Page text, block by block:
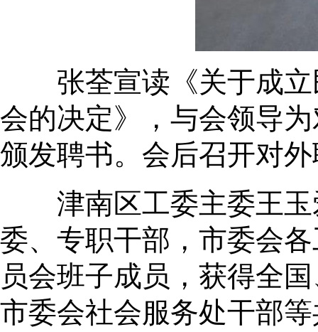
张荃宣读《关于成立
会的决定》，与会领导
颁发聘书。会后召开对
津南区工委主委王玉
委、专职干部，市委会
员会班子成员，获得全
市委会社会服务处干部